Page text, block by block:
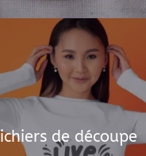
de découpe